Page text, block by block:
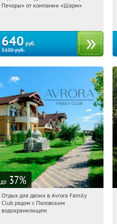
Печоры» от компании «Шарм»
640 руб.
5100руб.
до 37%
10:50:46 Купили:
Московская обл., Мытищинский р-н,
Отдых для двоих в Avrora Family
Club рядом с Пяловским
водохранилищем